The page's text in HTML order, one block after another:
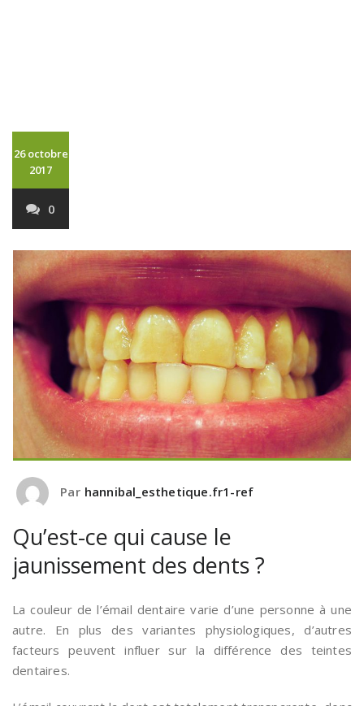
26 octobre
2017
0
Par hannibal_esthetique.fr1-ref
Qu’est-ce qui cause le
jaunissement des dents ?
La couleur de l’émail dentaire varie d’une personne à une
autre. En plus des variantes physiologiques, d’autres
facteurs peuvent influer sur la différence des teintes
dentaires.